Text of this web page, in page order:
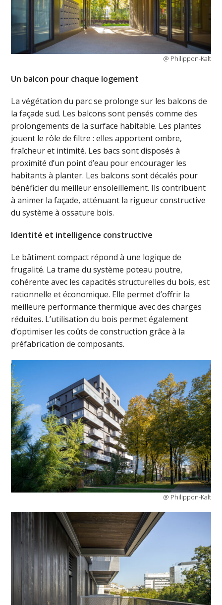
@ Philippon-Kalt
Un balcon pour chaque logement
La végétation du parc se prolonge sur les balcons de
la façade sud. Les balcons sont pensés comme des
prolongements de la surface habitable. Les plantes
jouent le rôle de filtre : elles apportent ombre,
fraîcheur et intimité. Les bacs sont disposés à
proximité d’un point d’eau pour encourager les
habitants à planter. Les balcons sont décalés pour
bénéficier du meilleur ensoleillement. Ils contribuent
à animer la façade, atténuant la rigueur constructive
du système à ossature bois.
Identité et intelligence constructive
Le bâtiment compact répond à une logique de
frugalité. La trame du système poteau poutre,
cohérente avec les capacités structurelles du bois, est
rationnelle et économique. Elle permet d’offrir la
meilleure performance thermique avec des charges
réduites. L’utilisation du bois permet également
d’optimiser les coûts de construction grâce à la
préfabrication de composants.
@ Philippon-Kalt